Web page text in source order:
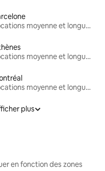
Locations moyenne et longue durée
Locations moyenne et longue durée
Locations moyenne et longue durée
plus
en fonction des zones